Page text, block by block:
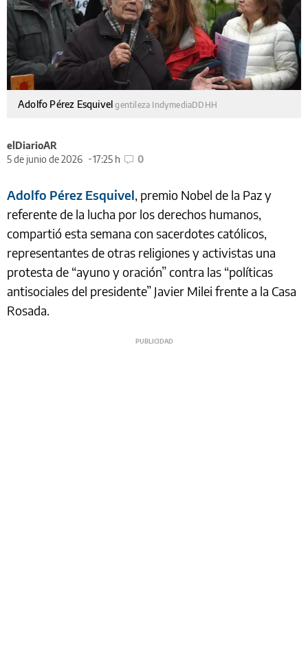
Adolfo Pérez Esquivelgentileza IndymediaDDHH
elDiarioAR
5 de junio de 2026
17:25 h 0
Adolfo Pérez Esquivel, premio Nobel de la Paz y
referente de la lucha por los derechos humanos,
compartió esta semana con sacerdotes católicos,
representantes de otras religiones y activistas una
protesta de “ayuno y oración” contra las “políticas
antisociales del presidente” Javier Milei frente a la Casa
Rosada.